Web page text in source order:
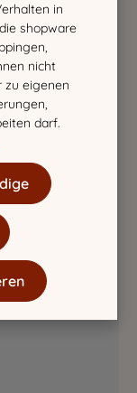
in
shopware
nicht
zu eigenen
darf.